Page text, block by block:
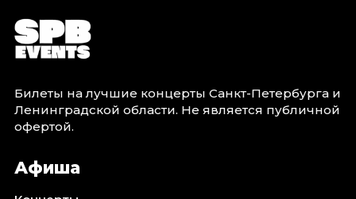
Билеты на лучшие концерты Санкт-Петербурга и
Ленинградской области. Не является публичной
офертой.
Афиша